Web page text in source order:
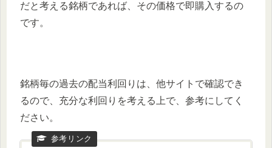
だと考える銘柄であれば、その価格で即購入するの
です。
銘柄毎の過去の配当利回りは、他サイトで確認でき
るので、充分な利回りを考える上で、参考にしてく
ださい。